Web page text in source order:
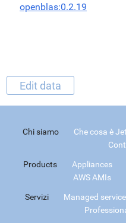
openblas:0.2.19
Edit data
Chi siamo Che cosa è
Products Appliances
AWS AMIs
Servizi Managed